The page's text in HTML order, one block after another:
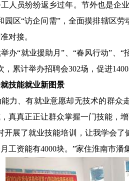
人员纷纷返乡过年。节外也是企
园区“访企问需”，全面摸排辖区
对接。
办“就业援助月”、“春风行动”、
，累计举办招聘会302场，促进
技能就业新图景
力、有就业意愿却无技术的群
真真正正让群众掌握一门技能，
开展了就业技能培训，让我学会
工资能有4000块。”家住淮南市